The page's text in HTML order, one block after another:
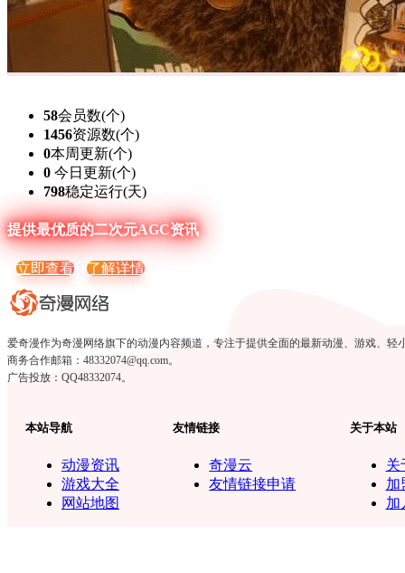
58会员数(个)
1456资源数(个)
0本周更新(个)
0 今日更新(个)
798稳定运行(天)
提供最优质的二次元AGC资讯
立即查看 了解详情
爱奇漫作为奇漫网络旗下的动漫内容频道，专注于提供全面的最新动漫、游戏、轻
商务合作邮箱：48332074@qq.com。
广告投放：QQ48332074。
本站导航
动漫资讯
游戏大全
网站地图
友情链接
奇漫云
友情链接申请
关于本站
关
加
加